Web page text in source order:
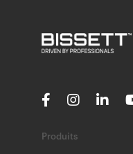
Produits